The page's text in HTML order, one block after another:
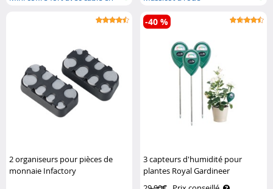
2 organiseurs pour pièces de
monnaie Infactory
3 capteurs d'humidité pour
plantes Royal Gardineer
-40 %